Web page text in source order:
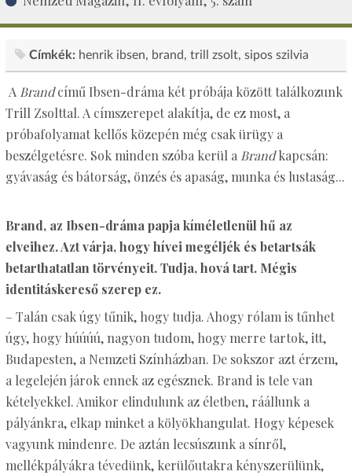
Címkék: henrik ibsen brand trill zsolt sipos szilvia
A Brandcímű Ibsen-dráma két próbája között találkozunk
Trill Zsolttal. A címszerepet alakítja, de ez most, a
próbafolyamat kellős közepén még csak ürügy a
beszélgetésre. Sok minden szóba kerül a Brandkapcsán:
gyávaság és bátorság, önzés és apaság, munka és lustaság...
Brand, az Ibsen-dráma papja kíméletlenül hű az
elveihez. Azt várja, hogy hívei megéljék és betartsák
betarthatatlan törvényeit. Tudja, hová tart. Mégis
identitáskereső szerep ez.
– Talán csak úgy tűnik, hogy tudja. Ahogy rólam is tűnhet
úgy, hogy húúúú, nagyon tudom, hogy merre tartok, itt,
Budapesten, a Nemzeti Színházban. De sokszor azt érzem,
a legelején járok ennek az egésznek. Brand is tele van
kételyekkel. Amikor elindulunk az életben, ráállunk a
pályánkra, elkap minket a kölyökhangulat. Hogy képesek
vagyunk mindenre. De aztán lecsúszunk a sínről,
mellékpályákra tévedünk, kerülőutakra kényszerülünk,